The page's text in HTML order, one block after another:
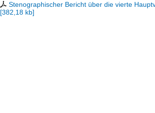
Stenographischer Bericht über die vierte
[382,18 kb]